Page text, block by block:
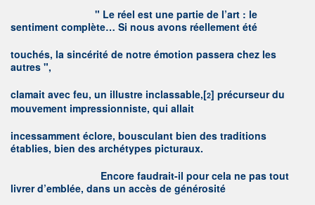
" Le réel est une partie de l’art : le
sentiment complète… Si nous avons réellement été
touchés, la sincérité de notre émotion passera chez les
autres ",
clamait avec feu, un illustre inclassable,[2] précurseur du
mouvement impressionniste, qui allait
incessamment éclore, bousculant bien des traditions
établies, bien des archétypes picturaux.
Encore faudrait-il pour cela ne pas tout
livrer d’emblée, dans un accès de générosité